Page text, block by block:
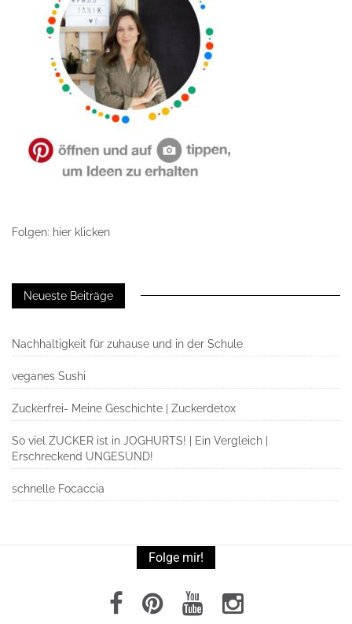
Folgen: hier klicken
Neueste Beiträge
Nachhaltigkeit für zuhause und in der Schule
veganes Sushi
Zuckerfrei- Meine Geschichte | Zuckerdetox
So viel ZUCKER ist in JOGHURTS! | Ein Vergleich |
Erschreckend UNGESUND!
schnelle Focaccia
Folge mir!